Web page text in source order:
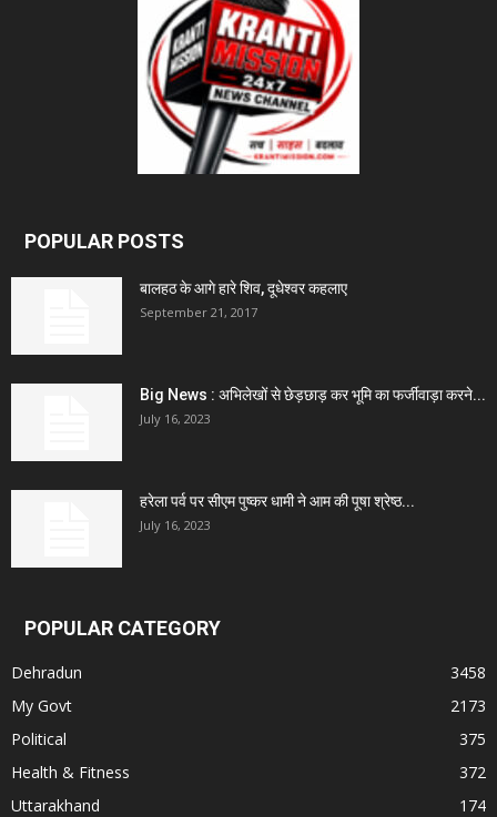
POPULAR POSTS
बालहठ के आगे हारे शिव, दूधेश्वर कहलाए
September 21, 2017
Big News : अभिलेखों से छेड़छाड़ कर भूमि का फर्जीवाड़ा करने...
July 16, 2023
हरेला पर्व पर सीएम पुष्कर धामी ने आम की पूषा श्रेष्ठ...
July 16, 2023
POPULAR CATEGORY
Dehradun
3458
My Govt
2173
Political
375
Health & Fitness
372
Uttarakhand
174